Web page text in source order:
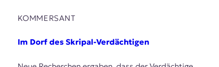
KOMMERSANT
Im Dorf des Skripal-Verdächtigen